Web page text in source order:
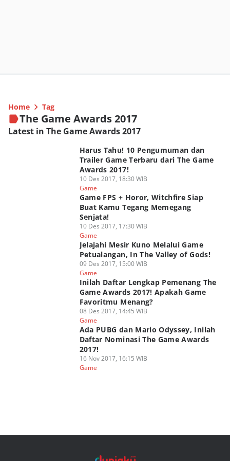
Home Tag
The Game Awards 2017
Latest in The Game Awards 2017
Harus Tahu! 10 Pengumuman dan
Trailer Game Terbaru dari The Game
Awards 2017!
10 Des 2017, 18:30 WIB
Game
Game FPS + Horor, Witchfire Siap
Buat Kamu Tegang Memegang
Senjata!
10 Des 2017, 17:30 WIB
Game
Jelajahi Mesir Kuno Melalui Game
Petualangan, In The Valley of Gods!
09 Des 2017, 15:00 WIB
Game
Inilah Daftar Lengkap Pemenang The
Game Awards 2017! Apakah Game
Favoritmu Menang?
08 Des 2017, 14:45 WIB
Game
Ada PUBG dan Mario Odyssey, Inilah
Daftar Nominasi The Game Awards
2017!
16 Nov 2017, 16:15 WIB
Game